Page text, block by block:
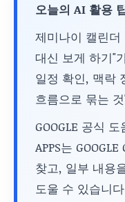
오늘의 AI 활용
제미나이 캘린
대신 보게 하기"
일정 확인, 맥락
흐름으로 묶는
GOOGLE 공식
APPS는
찾고, 일부 내용
도울 수 있습니